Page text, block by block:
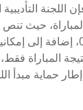
حيث
سواء كان كلياً أو مؤقتاً، يُعرض الفريق
المباراة
حماية مبدأ